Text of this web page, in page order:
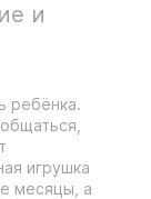
и
ребёнка.
игрушка
месяцы, а